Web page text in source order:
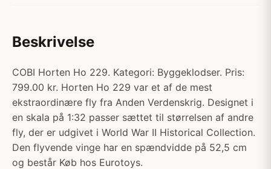
Beskrivelse
COBI Horten Ho 229. Kategori: Byggeklodser. Pris:
799.00 kr. Horten Ho 229 var et af de mest
ekstraordinære fly fra Anden Verdenskrig. Designet i
en skala på 1:32 passer sættet til størrelsen af andre
fly, der er udgivet i World War II Historical Collection.
Den flyvende vinge har en spændvidde på 52,5 cm
og består Køb hos Eurotoys.